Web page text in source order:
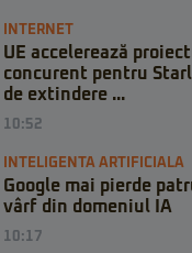
INTERNET
UE accelerează
concurent pentru
de extindere ...
10:52
INTELIGENTA ARTIFICIALA
Google mai pierde
vârf din domeniul IA
10:17